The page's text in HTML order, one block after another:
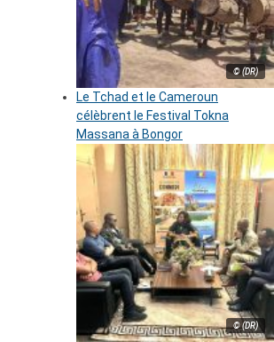
© (DR)
Le Tchad et le Cameroun
célèbrent le Festival Tokna
Massana à Bongor
© (DR)